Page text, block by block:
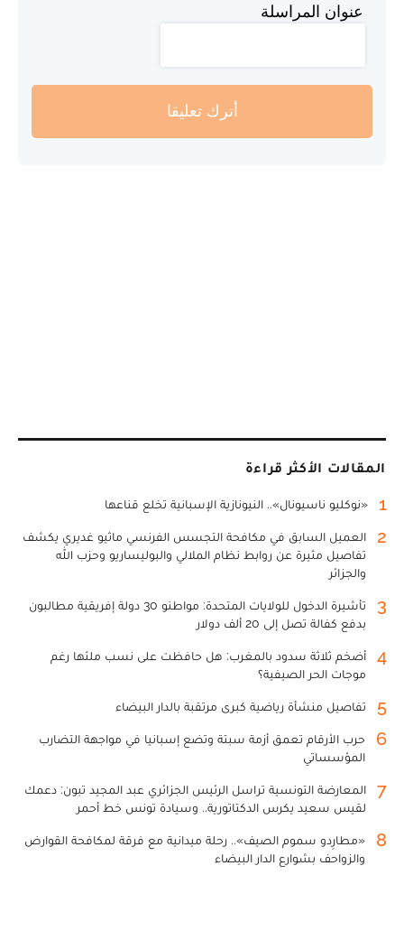
عنوان المراسلة
أترك تعليقا
المقالات الأكثر قراءة
1 «نوكليو ناسيونال».. النيونازية الإسبانية تخلع قناعها
2
العميل السابق في مكافحة التجسس الفرنسي ماثيو غديري يكشف
تفاصيل مثيرة عن روابط نظام الملالي والبوليساريو وحزب الله
والجزائر
3
تأشيرة الدخول للولايات المتحدة: مواطنو 30 دولة إفريقية مطالبون
بدفع كفالة تصل إلى 20 ألف دولار
4
أضخم ثلاثة سدود بالمغرب: هل حافظت على نسب ملئها رغم
موجات الحر الصيفية؟
5 تفاصيل منشأة رياضية كبرى مرتقبة بالدار البيضاء
6
حرب الأرقام تعمق أزمة سبتة وتضع إسبانيا في مواجهة التضارب
المؤسساتي
7
المعارضة التونسية تراسل الرئيس الجزائري عبد المجيد تبون: دعمك
لقيس سعيد يكرس الدكتاتورية.. وسيادة تونس خط أحمر
8
«مطارِدو سموم الصيف».. رحلة ميدانية مع فرقة لمكافحة القوارض
والزواحف بشوارع الدار البيضاء